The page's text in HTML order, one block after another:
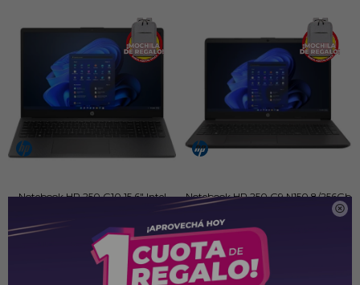

Notebook HP 250 G10 15.6" Intel
PYG 3.179.000
Notebook HP 250 G9 N150 8/256Gb
PYG 2.169.000